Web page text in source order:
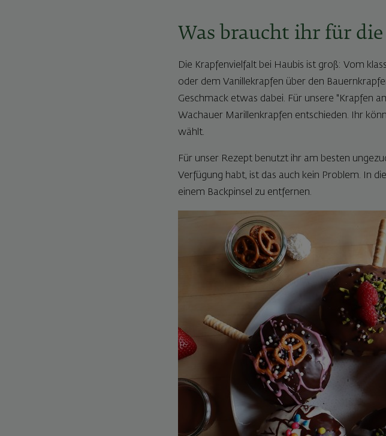
Was braucht ihr für
Die Krapfenvielfalt bei Haubis ist groß: Vom
oder dem Vanillekrapfen über den
Geschmack etwas dabei. Für unsere "Krapfen
Wachauer Marillenkrapfen entschieden. Ihr
wählt.
Für unser Rezept benutzt ihr am besten
Verfügung habt, ist das auch kein Problem. In
einem Backpinsel zu entfernen.